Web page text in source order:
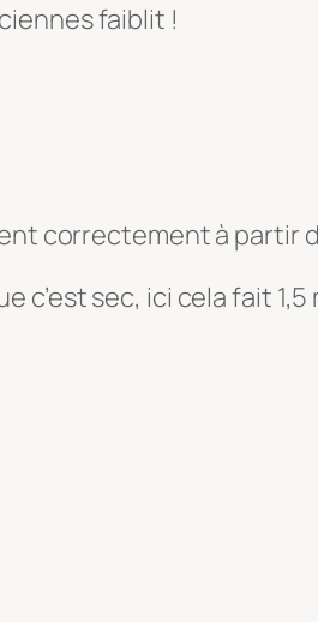
faiblit !
correctement à partir
c’est sec, ici cela fait 1,5